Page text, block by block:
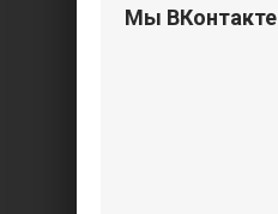
Мы ВКонтакте